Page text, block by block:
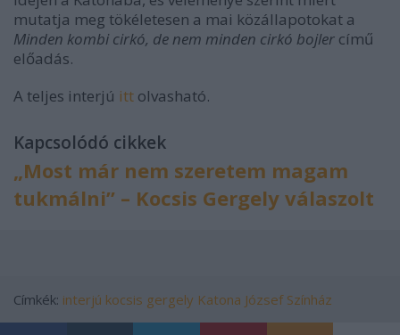
mutatja meg tökéletesen a mai közállapotokat a
Minden kombi cirkó, de nem minden cirkó bojler című
előadás.
A teljes interjú itt olvasható.
Kapcsolódó cikkek
„Most már nem szeretem magam
tukmálni” – Kocsis Gergely válaszolt
Címkék: interjú kocsis gergely Katona József Színház